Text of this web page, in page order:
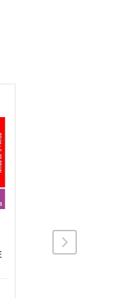
Cepillo dental GUM sonic